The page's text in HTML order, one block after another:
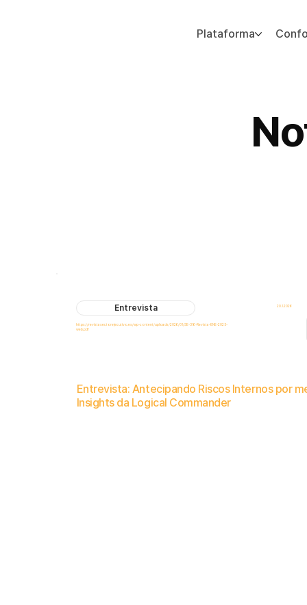
Plataforma
Entrevista 20.1.2026
https://revistasectorejecutivo.es/wp-content/uploads/2026/01/SE-316-Revista-ENE-2025-
web.pdf
Entrevista: Antecipando Riscos Internos por
Insights da Logical Commander